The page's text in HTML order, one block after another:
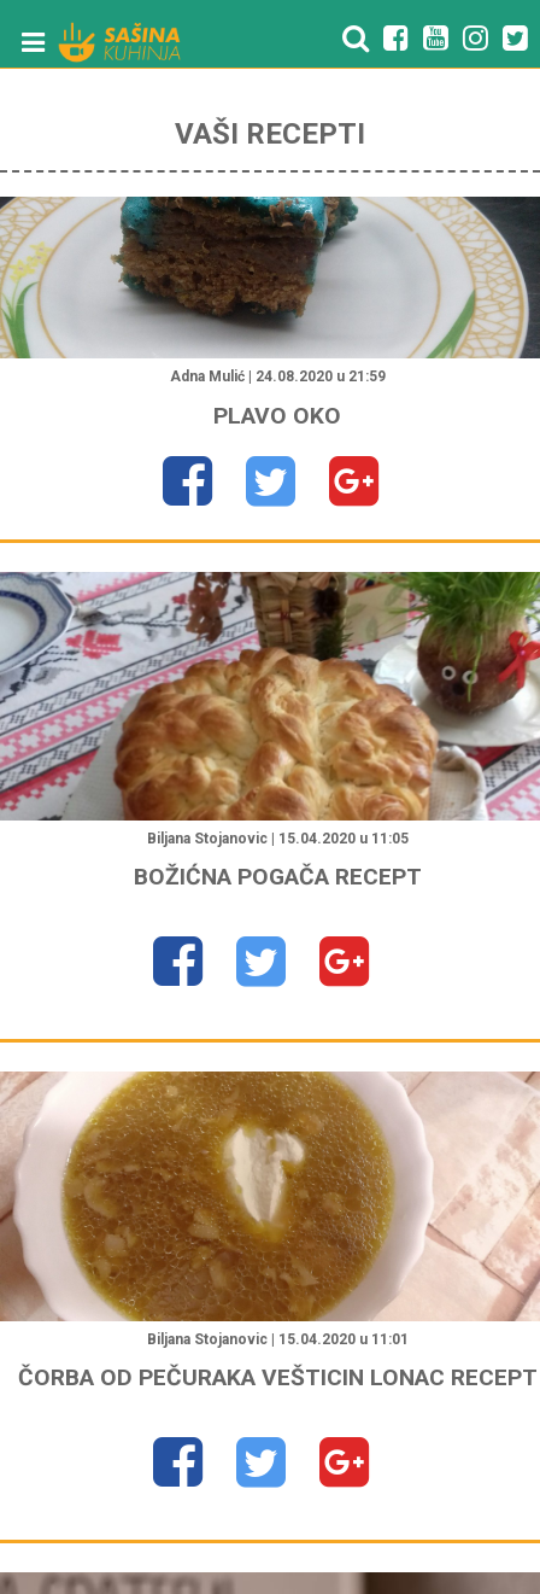
VAŠI RECEPTI
Adna Mulić | 24.08.2020 u 21:59
PLAVO OKO
Biljana Stojanovic | 15.04.2020 u 11:05
BOŽIĆNA POGAČA RECEPT
Biljana Stojanovic | 15.04.2020 u 11:01
ČORBA OD PEČURAKA VEŠTICIN LONAC RECEPT